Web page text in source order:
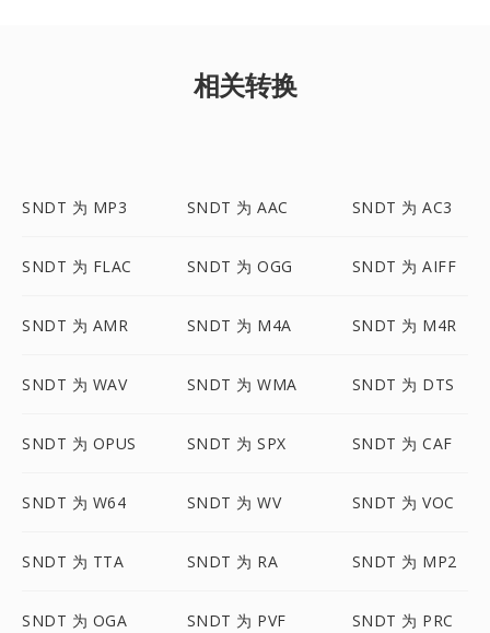
相关转换
SNDT 为 MP3 SNDT 为 AAC SNDT 为 AC3
SNDT 为 FLAC SNDT 为 OGG SNDT 为 AIFF
SNDT 为 AMR SNDT 为 M4A SNDT 为 M4R
SNDT 为 WAV SNDT 为 WMA SNDT 为 DTS
SNDT 为 OPUS SNDT 为 SPX SNDT 为 CAF
SNDT 为 W64 SNDT 为 WV SNDT 为 VOC
SNDT 为 TTA SNDT 为 RA SNDT 为 MP2
SNDT 为 OGA SNDT 为 PVF SNDT 为 PRC